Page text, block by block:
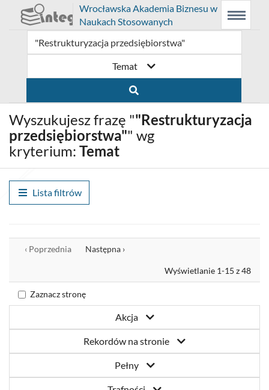
Menu
główne
Wyszukiwarka
Treść
główna
Prolib
Integro
-
główna
Wrocławska Akademia Biznesu w
Naukach Stosowanych
Menu
Temat
Wyszukujesz frazę ""Restrukturyzacja
przedsiębiorstwa"" wg
kryterium: Temat
Lista filtrów
‹ Poprzednia Następna ›
Wyświetlanie 1-15 z 48
Zaznacz stronę
Akcja
Rekordów na stronie
Pełny